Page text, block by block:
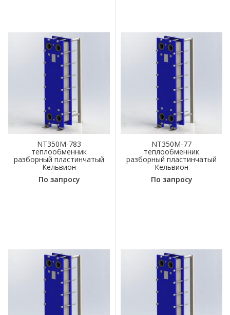
NT350M-783
теплообменник
разборный пластинчатый
Кельвион
По запросу
NT350M-77
теплообменник
разборный пластинчатый
Кельвион
По запросу